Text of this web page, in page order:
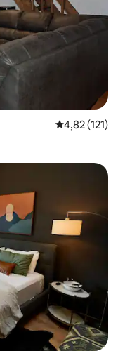
Gemiddelde
4,82 (121)